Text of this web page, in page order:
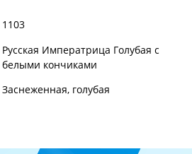
1103
Русская Императрица Голубая с
белыми кончиками
Заснеженная, голубая